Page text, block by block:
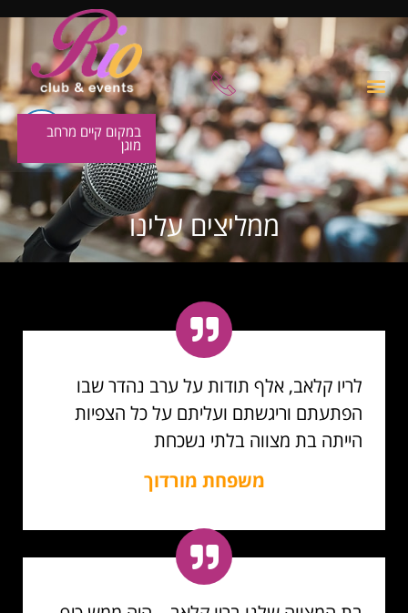
במקום קיים מרחב
מוגן
ממליצים עלינו
לריו קלאב, אלף תודות על ערב נהדר שבו
הפתעתם וריגשתם ועליתם על כל הצפיות
הייתה בת מצווה בלתי נשכחת
משפחת מורדוך